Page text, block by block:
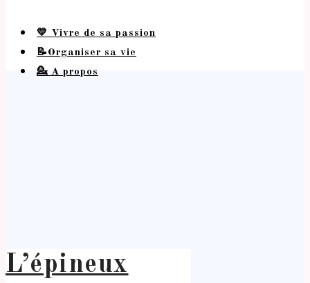
💛 Vivre de sa passion
📝Organiser sa vie
💁 A propos
L’épineux